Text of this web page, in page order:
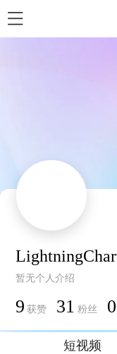
暂无个人介绍
9 获赞 31 粉丝 0
短视频